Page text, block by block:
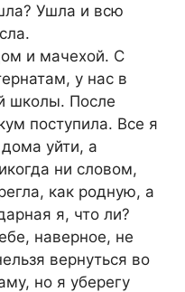
Ушла и всю
и мачехой. С
у нас в
школы. После
поступила. Все я
уйти, а
ни словом,
как родную, а
я, что ли?
наверное, не
вернуться во
но я уберегу